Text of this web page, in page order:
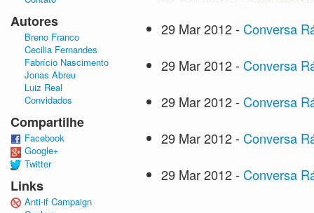
29 Mar 2012- Conversa
29 Mar 2012- Conversa
29 Mar 2012- Conversa
29 Mar 2012- Conversa
29 Mar 2012- Conversa
Autores
Breno Franco
Cecilia Fernandes
Fabrício Nascimento
Jonas Abreu
Luiz Real
Convidados
Compartilhe
Facebook
Google+
Twitter
Links
Anti-if Campaign